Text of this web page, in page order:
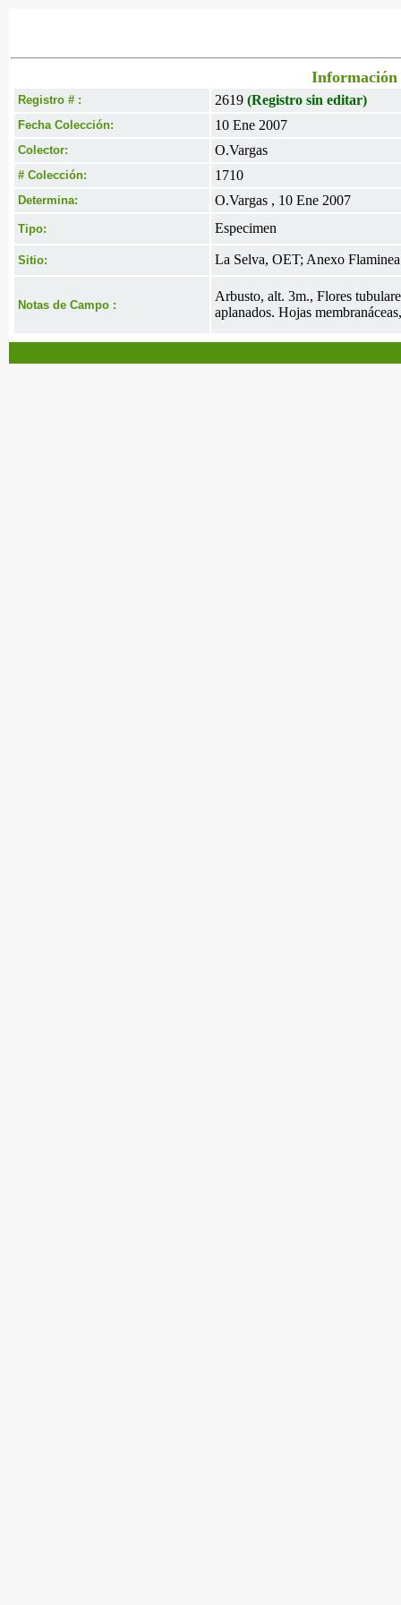
Información
Registro # : 2619 (Registro sin editar)
Fecha Colección: 10 Ene 2007
Colector: O.Vargas
# Colección: 1710
Determina: O.Vargas , 10 Ene 2007
Tipo: Especimen
Sitio: La Selva, OET; Anexo
Notas de Campo :
Arbusto, alt. 3m., Flores
aplanados. Hojas